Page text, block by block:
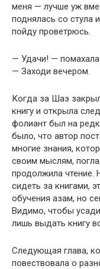
меня — лучше уж
поднялась со стула
пойду проветрюсь.
— Удачи! — помахала
— Заходи вечером.
Когда за Шаэ
книгу и открыла
фолиант был на
было, что автор
многие знания,
своим мыслям,
продолжила чтение.
сидеть за книгами,
обучения азам, но
Видимо, чтобы
лишь выдать книгу
Следующая глава,
повествовала о